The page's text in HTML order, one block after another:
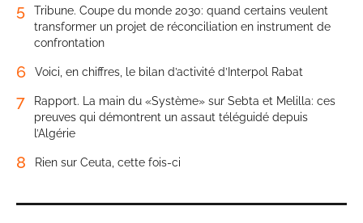
5
Tribune. Coupe du monde 2030: quand certains veulent
transformer un projet de réconciliation en instrument de
confrontation
6 Voici, en chiffres, le bilan d’activité d’Interpol Rabat
7
Rapport. La main du «Système» sur Sebta et Melilla: ces
preuves qui démontrent un assaut téléguidé depuis
l’Algérie
8 Rien sur Ceuta, cette fois-ci